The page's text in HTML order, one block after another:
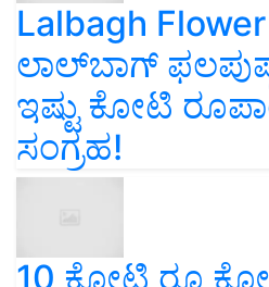
Lalbagh
ಲಾಲ್‌ಬಾಗ್
ಇಷ್ಟು ಕೋಟಿ
ಸಂಗ್ರಹ!
10 ಕೋಟಿ ರೂ